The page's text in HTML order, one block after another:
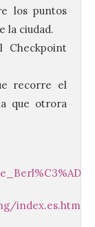
los puntos
la ciudad.
Checkpoint
recorre el
que otrora
index.es.html